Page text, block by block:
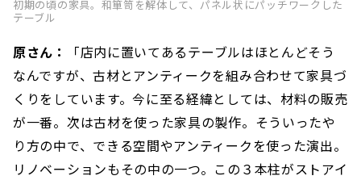
初期の頃の家具。和箪笥を解体して、パネル状にパッチワークした
テーブル
原さん：
「店内に置いてあるテーブルはほとんどそう
なんですが、古材とアンティークを組み合わせて家具づ
くりをしています。今に至る経緯としては、材料の販売
が一番。次は古材を使った家具の製作。そういったや
り方の中で、できる空間やアンティークを使った演出。
リノベーションもその中の一つ。この３本柱がストアイ